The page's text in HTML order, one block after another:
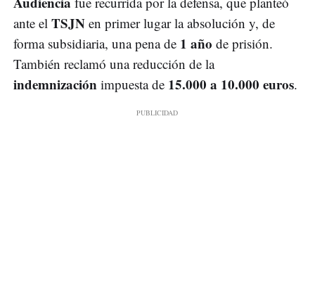
ante el TSJN en primer lugar la absolución y, de
forma subsidiaria, una pena de 1 año de prisión.
También reclamó una reducción de la
indemnización impuesta de 15.000 a 10.000 euros.